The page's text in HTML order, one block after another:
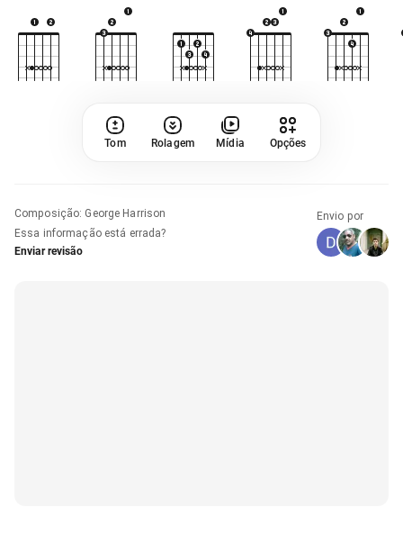
Tom Rolagem Mídia Opções
Composição: George Harrison
Essa informação está errada?
Enviar revisão
Envio por